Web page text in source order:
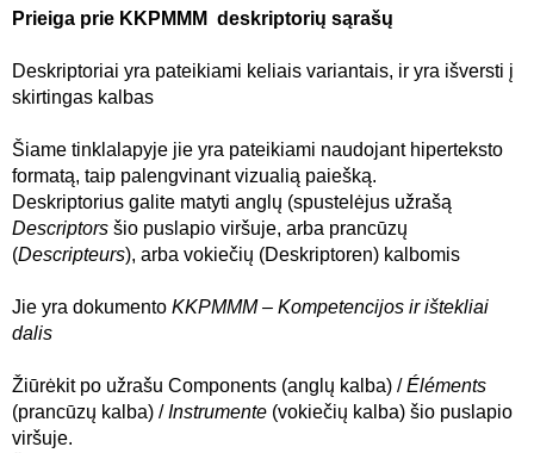
Prieiga prie KKPMMM deskriptorių sąrašų
Deskriptoriai yra pateikiami keliais variantais, ir yra išversti į
skirtingas kalbas
Šiame tinklalapyje jie yra pateikiami naudojant hiperteksto
formatą, taip palengvinant vizualią paiešką.
Deskriptorius galite matyti anglų (spustelėjus užrašą
Descriptors šio puslapio viršuje, arba prancūzų
(Descripteurs), arba vokiečių (Deskriptoren) kalbomis
Jie yra dokumento KKPMMM – Kompetencijos ir ištekliai
dalis
Žiūrėkit po užrašu Components (anglų kalba) /Éléments
(prancūzų kalba) /Instrumente (vokiečių kalba) šio puslapio
viršuje.